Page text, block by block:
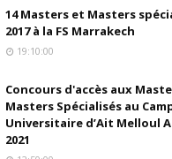
14 Masters et Masters
2017 à la FS Marrakech
19:10:00
Concours d'accès aux
Masters Spécialisés au
Universitaire d’Ait Melloul
2021